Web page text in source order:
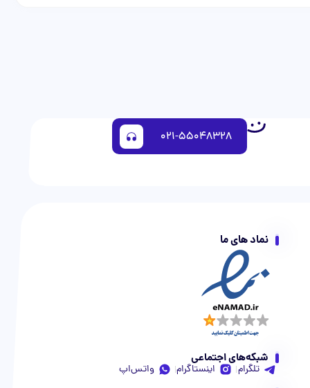
021-55048328
نماد های ما
شبکه‌های اجتماعی
تلگرام اینستاگرام واتس‌اپ